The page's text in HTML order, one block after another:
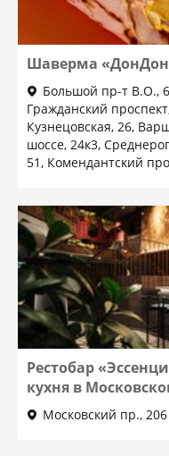
Шаверма
Большой пр-т В.О.,
Гражданский
Кузнецовская, 26,
шоссе, 24к3,
51, Комендантский
Рестобар
кухня в
Московский пр., 206